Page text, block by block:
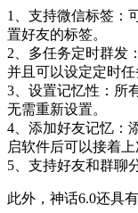
1、支持微信标签：
置好友的标签。
2、多任务定时群发
并且可以设定定时任
3、设置记忆性：所
无需重新设置。
4、添加好友记忆：
启软件后可以接着上
5、支持好友和群聊
此外，神话6.0还具